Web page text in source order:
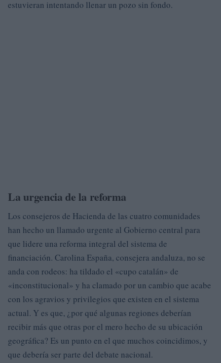
estuvieran intentando llenar un pozo sin fondo.
La urgencia de la reforma
Los consejeros de Hacienda de las cuatro comunidades
han hecho un llamado urgente al Gobierno central para
que lidere una reforma integral del sistema de
financiación. Carolina España, consejera andaluza, no se
anda con rodeos: ha tildado el «cupo catalán» de
«inconstitucional» y ha clamado por un cambio que acabe
con los agravios y privilegios que existen en el sistema
actual. Y es que, ¿por qué algunas regiones deberían
recibir más que otras por el mero hecho de su ubicación
geográfica? Es un punto en el que muchos coincidimos, y
que debería ser parte del debate nacional.